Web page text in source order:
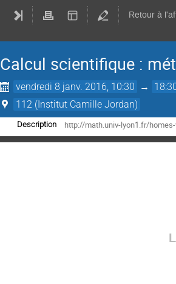
Retour à
Calcul scientifique :
vendredi 8 janv. 2016, 10:30 →
112 (Institut Camille Jordan)
Description http://math.univ-lyon1.fr/